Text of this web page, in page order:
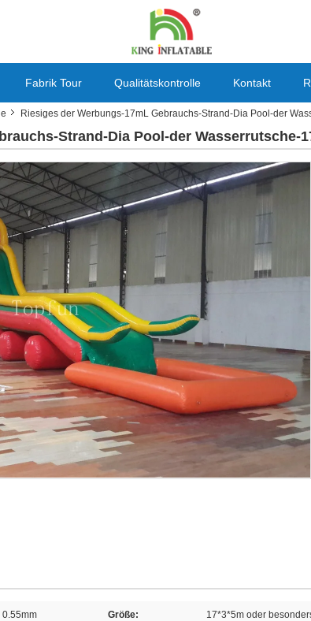
Fabrik Tour Qualitätskontrolle Kontakt
Riesiges der Werbungs-17mL Gebrauchs-Strand-Dia Pool-der
Strand-Dia Pool-der Wasserrutsche-
0.55mm Größe: 17*3*5m oder